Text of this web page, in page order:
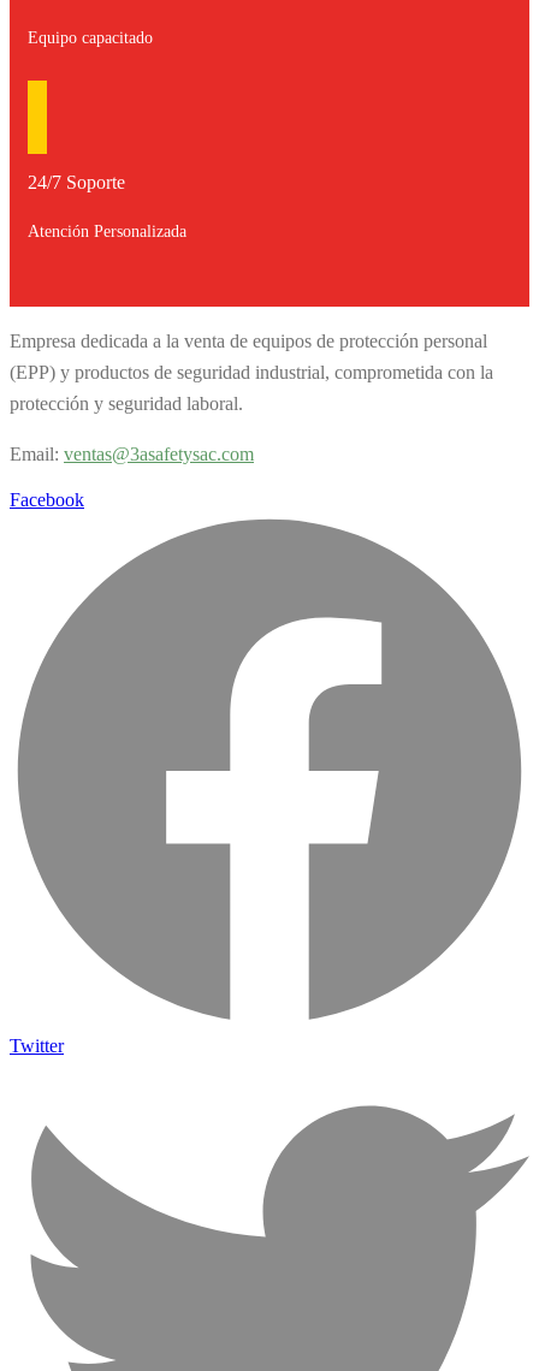
Equipo capacitado
24/7 Soporte
Atención Personalizada
Empresa dedicada a la venta de equipos de protección personal
(EPP) y productos de seguridad industrial, comprometida con la
protección y seguridad laboral.
Email: ventas@3asafetysac.com
Facebook
Twitter